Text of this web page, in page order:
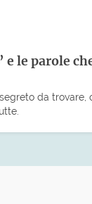
e le parole
da trovare,